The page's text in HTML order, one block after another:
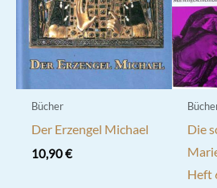
Bücher
Der Erzengel Michael
10,90€
Die
Heft